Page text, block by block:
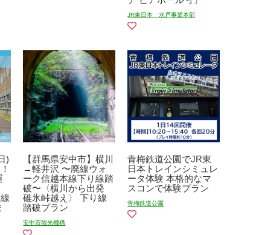
JR東日本 水戸事業本部
)
【群馬県安中市】横川
→軽井沢 〜廃線ウォ
ーク信越本線下り線踏
破〜〈横川から出発
碓氷峠越え〉 下り線
踏破プラン
安中市観光機構
青梅鉄道公園でJR東
日本トレインシミュレ
ータ体験 本格的なマ
スコンで体験プラン
青梅鉄道公園